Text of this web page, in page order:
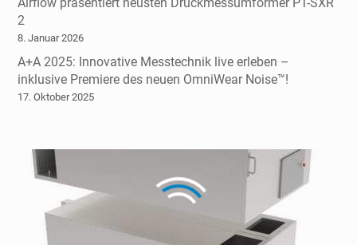
2
8. Januar 2026
A+A 2025: Innovative Messtechnik live erleben –
inklusive Premiere des neuen OmniWear Noise™!
17. Oktober 2025